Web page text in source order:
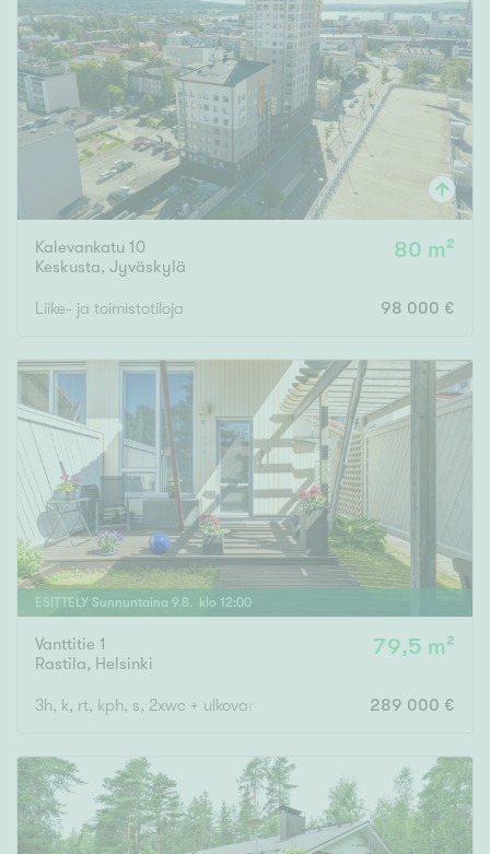
Kalevankatu 10
Keskusta, Jyväskylä
80 m²
Liike- ja toimistotiloja 98 000 €
ESITTELY Sunnuntaina 9.8. klo 12:00
Vanttitie 1
Rastila, Helsinki
79,5 m²
3h, k, rt, kph, s, 2xwc + ulkovarasto ja piha 289 000 €